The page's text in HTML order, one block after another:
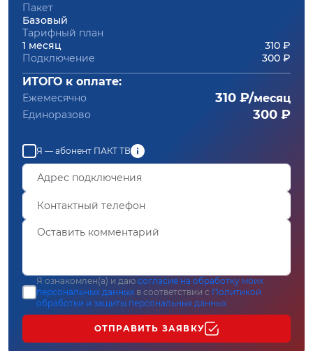
Пакет
Базовый
Тарифный план
1 месяц
310 ₽
Подключение
300 ₽
ИТОГО к оплате:
Ежемесячно 310 ₽/месяц
Единоразово 300 ₽
Я — абонент ПАКТ ТВ
Я ознакомлен(а) и даю согласие на обработку моих
персональных данных в соответствии с Политикой
обработки и защиты персональных данных
ОТПРАВИТЬ ЗАЯВКУ